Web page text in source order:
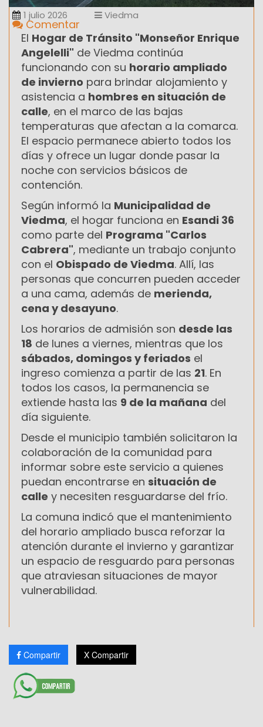
1 julio 2026 Viedma
Comentar
El Hogar de Tránsito "Monseñor Enrique
Angelelli" de Viedma continúa
funcionando con su horario ampliado
de invierno para brindar alojamiento y
asistencia a hombres en situación de
calle, en el marco de las bajas
temperaturas que afectan a la comarca.
El espacio permanece abierto todos los
días y ofrece un lugar donde pasar la
noche con servicios básicos de
contención.
Según informó la Municipalidad de
Viedma, el hogar funciona en Esandi 36
como parte del Programa "Carlos
Cabrera", mediante un trabajo conjunto
con el Obispado de Viedma. Allí, las
personas que concurren pueden acceder
a una cama, además de merienda,
cena y desayuno.
Los horarios de admisión son desde las
18 de lunes a viernes, mientras que los
sábados, domingos y feriados el
ingreso comienza a partir de las 21. En
todos los casos, la permanencia se
extiende hasta las 9 de la mañana del
día siguiente.
Desde el municipio también solicitaron la
colaboración de la comunidad para
informar sobre este servicio a quienes
puedan encontrarse en situación de
calle y necesiten resguardarse del frío.
La comuna indicó que el mantenimiento
del horario ampliado busca reforzar la
atención durante el invierno y garantizar
un espacio de resguardo para personas
que atraviesan situaciones de mayor
vulnerabilidad.
Compartir X Compartir